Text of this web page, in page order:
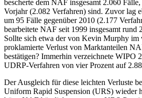
bescherte dem NAF insgesamt 2.060
Vorjahr (2.082 Verfahren) sind. Zuvor lag
um 95 Fälle gegenüber 2010 (2.177
bearbeitete NAF seit 1999 insgesamt rund
Sollte sich etwa der von Kevin Murphy im
proklamierte Verlust von Marktanteilen
bestätigen? Immerhin verzeichnete WIPO
UDRP-Verfahren von vier Prozent auf
Der Ausgleich für diese leichten Verluste
Uniform Rapid Suspension (URS) wieder